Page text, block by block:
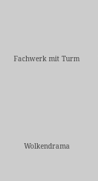
Fachwerk mit Turm
Wolkendrama